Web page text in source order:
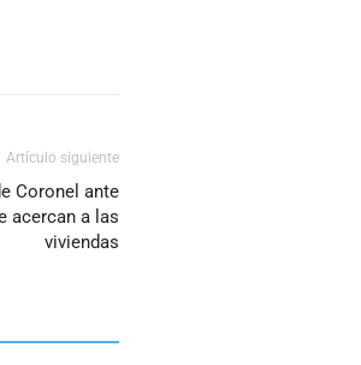
Artículo siguiente
Coronel ante
acercan a las
viviendas